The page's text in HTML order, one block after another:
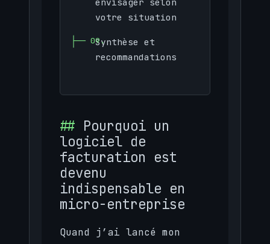
votre situation
Synthèse et
recommandations
Pourquoi un
logiciel de
facturation est
devenu
indispensable en
micro-entreprise
Quand j’ai lancé mon